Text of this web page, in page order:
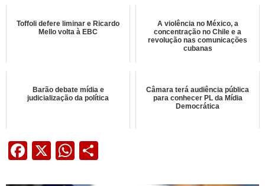
Toffoli defere liminar e Ricardo
Mello volta à EBC
A violência no México, a
concentração no Chile e a
revolução nas comunicações
cubanas
Barão debate mídia e
judicialização da política
Câmara terá audiência pública
para conhecer PL da Mídia
Democrática
Facebook
X WhatsApp